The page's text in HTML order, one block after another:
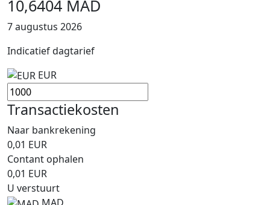
10,6404 MAD
7 augustus 2026
Indicatief dagtarief
EUR
Transactiekosten
Naar bankrekening
0,01 EUR
Contant ophalen
0,01 EUR
U verstuurt